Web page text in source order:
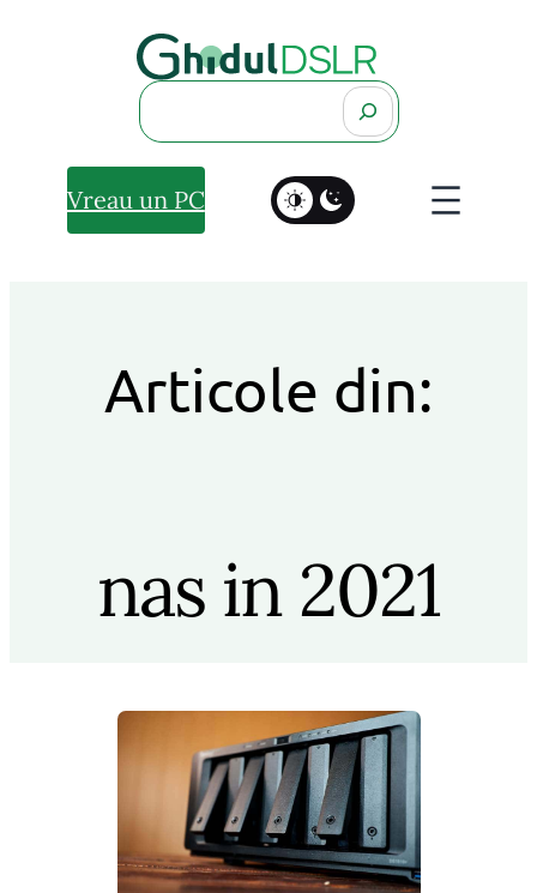
Search
Vreau un PC
Articole din:
nas in 2021